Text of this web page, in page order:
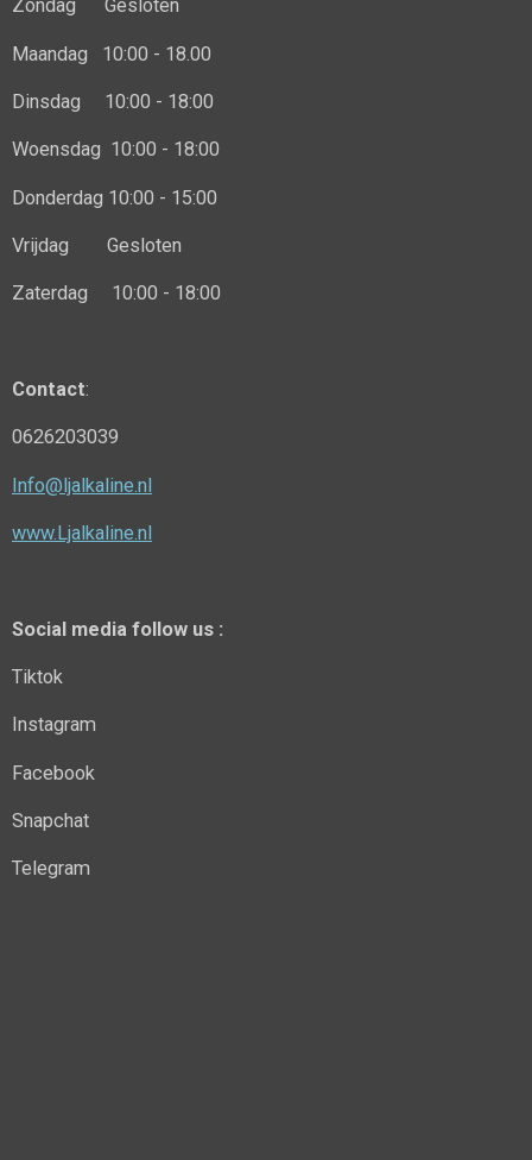
Zondag Gesloten
Maandag 10:00 - 18.00
Dinsdag 10:00 - 18:00
Woensdag 10:00 - 18:00
Donderdag 10:00 - 15:00
Vrijdag Gesloten
Zaterdag 10:00 - 18:00
Contact:
0626203039
Info@ljalkaline.nl
www.Ljalkaline.nl
Social media follow us :
Tiktok
Instagram
Facebook
Snapchat
Telegram